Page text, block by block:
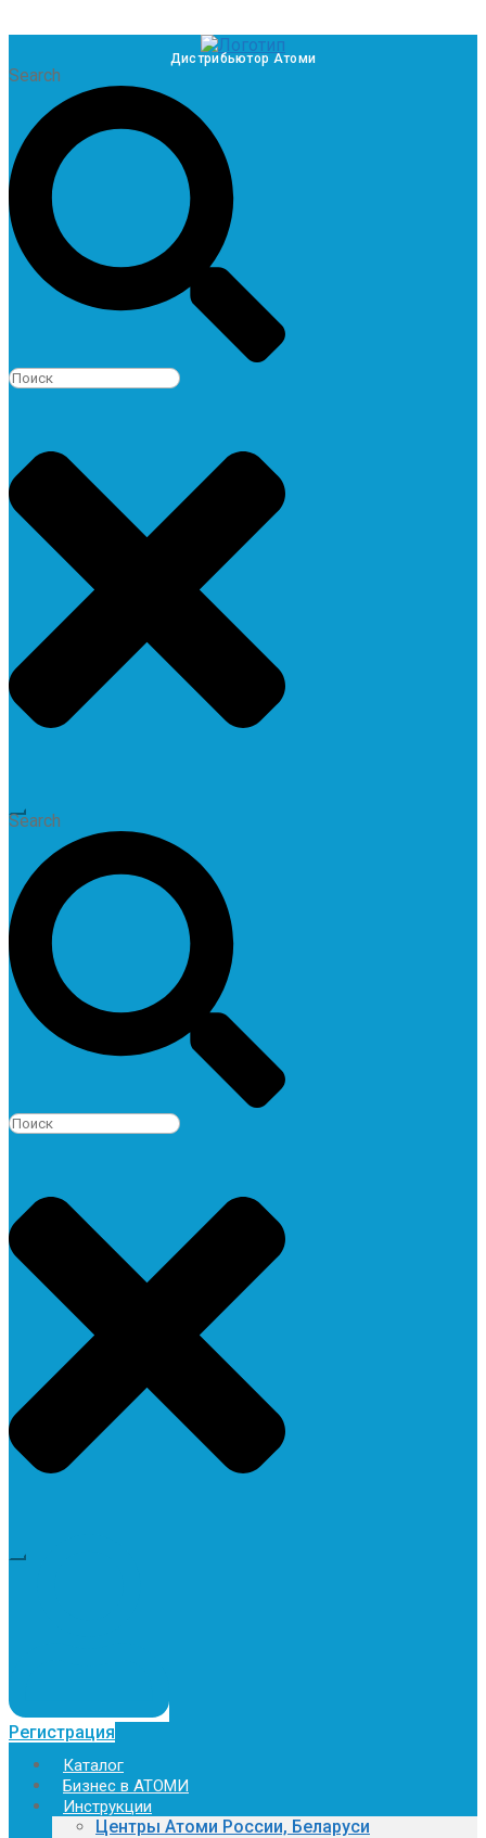
Дистрибьютор Атоми
Search
Search
Регистрация
Каталог
Бизнес в АТОМИ
Инструкции
Центры Атоми России, Беларуси